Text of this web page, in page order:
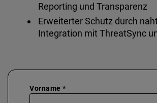
Reporting und Transparenz
Erweiterter Schutz durch
Integration mit ThreatSync
Vorname *